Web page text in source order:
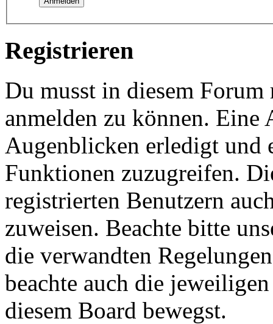
Registrieren
Du musst in diesem
anmelden zu können.
Augenblicken erledigt und
Funktionen zuzugreifen.
registrierten Benutzern
zuweisen. Beachte bitte
die verwandten
beachte auch die
diesem Board bewegst.